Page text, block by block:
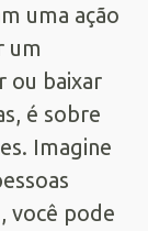
uma ação
um
ou baixar
é sobre
Imagine
você pode